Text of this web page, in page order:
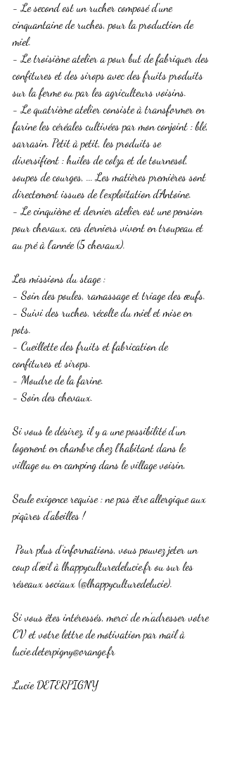
- Le second est un rucher composé d’une
cinquantaine de ruches, pour la production de
miel.
- Le troisième atelier a pour but de fabriquer des
confitures et des sirops avec des fruits produits
sur la ferme ou par les agriculteurs voisins.
- Le quatrième atelier consiste à transformer en
farine les céréales cultivées par mon conjoint : blé,
sarrasin. Petit à petit, les produits se
diversifient : huiles de colza et de tournesol,
soupes de courges, ... Les matières premières sont
directement issues de l'exploitation d'Antoine.
- Le cinquième et dernier atelier est une pension
pour chevaux, ces derniers vivent en troupeau et
au pré à l'année (5 chevaux).
Les missions du stage :
- Soin des poules, ramassage et triage des œufs.
- Suivi des ruches, récolte du miel et mise en
pots.
- Cueillette des fruits et fabrication de
confitures et sirops.
- Moudre de la farine.
- Soin des chevaux.
Si vous le désirez, il y a une possibilité d’un
logement en chambre chez l’habitant dans le
village ou en camping dans le village voisin.
Seule exigence requise : ne pas être allergique aux
piqûres d'abeilles !
coup d’œil à lhappyculturedelucie.fr ou sur les
réseaux sociaux (@lhappyculturedelucie).
Si vous êtes intéressés, merci de m’adresser votre
CV et votre lettre de motivation par mail à
lucie.deterpigny@orange.fr
Lucie DETERPIGNY